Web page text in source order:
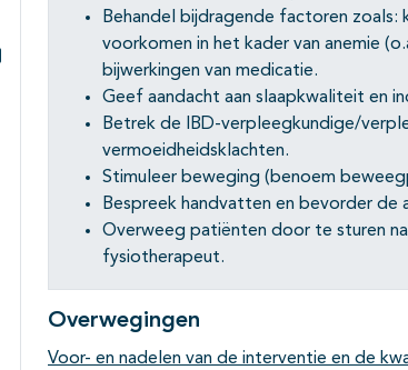
Subpagina's open- en dichtklappen
Subpagina's open- en dichtklappen
Behandel bijdragende factoren zoals:
voorkomen in het kader van anemie
bijwerkingen van medicatie.
Geef aandacht aan slaapkwaliteit en
Betrek de IBD-verpleegkundige/
vermoeidheidsklachten.
Stimuleer beweging (benoem
Bespreek handvatten en bevorder de
Overweeg patiënten door te sturen
fysiotherapeut.
Overwegingen
Voor- en nadelen van de interventie en de